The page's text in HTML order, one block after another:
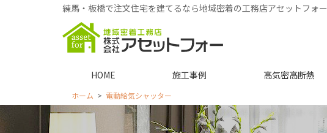
練馬・板橋で注文住宅を建てるなら地域密着の工務店アセットフォー
HOME 施工事例 高気密高断熱
ホーム 電動給気シャッター